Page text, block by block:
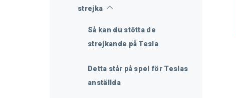
strejka
Så kan du stötta de
strejkande på Tesla
Detta står på spel för Teslas
anställda